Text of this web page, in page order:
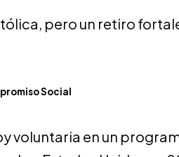
pero un retiro
Social
voluntaria en un